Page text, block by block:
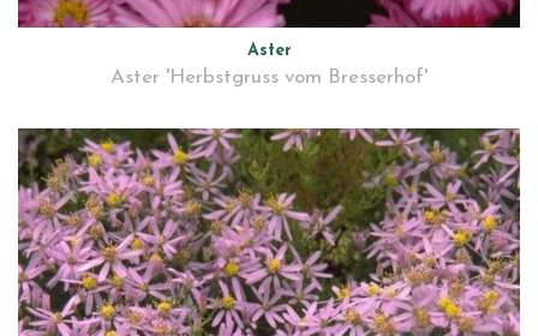
Aster
Aster 'Herbstgruss vom Bresserhof'